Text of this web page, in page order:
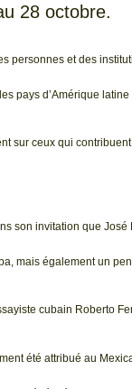
28 octobre.
personnes et des
pays d’Amérique
sur ceux qui
son invitation que
mais également un
cubain Roberto
été attribué au